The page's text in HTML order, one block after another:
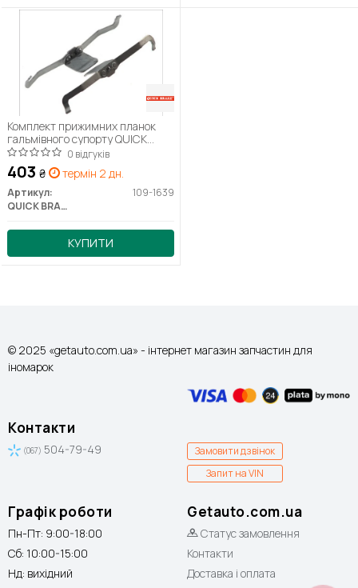
Комплект прижимних планок
гальмівного супорту QUICK
BRAKE 109-1639
0 відгуків
403 ₴ термін 2 дн.
Артикул:
109-1639
QUICK BRAKE
КУПИТИ
© 2025 «getauto.com.ua» - інтернет магазин запчастин для
іномарок
Контакти
(067) 504-79-49
Замовити дзвінок
Запит на VIN
Графік роботи
Пн-Пт: 9:00-18:00
Сб: 10:00-15:00
Нд: вихідний
Getauto.com.ua
Статус замовлення
Контакти
Доставка і оплата